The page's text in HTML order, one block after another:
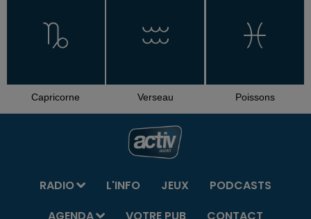
Capricorne Verseau Poissons
RADIO L'INFO JEUX
PODCASTS
AGENDA
VOTRE PUB CONTACT